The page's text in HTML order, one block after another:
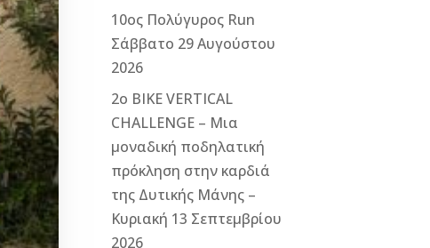
10ος Πολύγυρος Run
Σάββατο 29 Αυγούστου
2026
2ο ΒΙΚΕ VERTICAL
CHALLENGE – Μια
μοναδική ποδηλατική
πρόκληση στην καρδιά
της Δυτικής Μάνης –
Κυριακή 13 Σεπτεμβρίου
2026